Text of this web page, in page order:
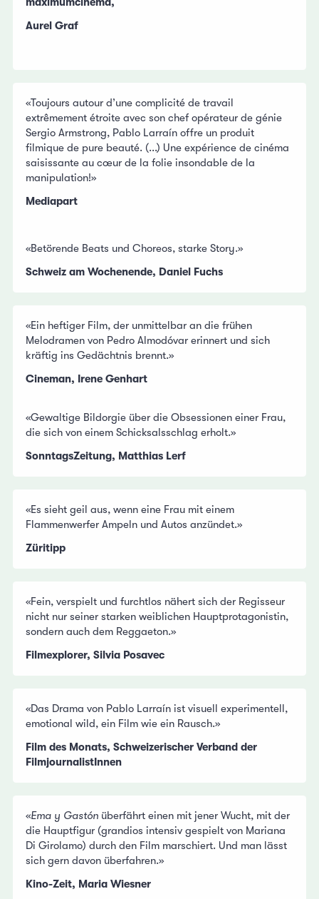
Aurel Graf
«Toujours autour d’une complicité de travail
extrêmement étroite avec son chef opérateur de génie
Sergio Armstrong, Pablo Larraín offre un produit
filmique de pure beauté. (...) Une expérience de cinéma
saisissante au cœur de la folie insondable de la
manipulation!»
Mediapart
«Betörende Beats und Choreos, starke Story.»
Schweiz am Wochenende, Daniel Fuchs
«Ein heftiger Film, der unmittelbar an die frühen
Melodramen von Pedro Almodóvar erinnert und sich
kräftig ins Gedächtnis brennt.»
Cineman, Irene Genhart
«Gewaltige Bildorgie über die Obsessionen einer Frau,
die sich von einem Schicksalsschlag erholt.»
SonntagsZeitung, Matthias Lerf
«Es sieht geil aus, wenn eine Frau mit einem
Flammenwerfer Ampeln und Autos anzündet.»
Züritipp
«Fein, verspielt und furchtlos nähert sich der Regisseur
nicht nur seiner starken weiblichen Hauptprotagonistin,
sondern auch dem Reggaeton.»
Filmexplorer, Silvia Posavec
«Das Drama von Pablo Larraín ist visuell experimentell,
emotional wild, ein Film wie ein Rausch.»
Film des Monats, Schweizerischer Verband der
FilmjournalistInnen
«Ema y Gastón überfährt einen mit jener Wucht, mit der
die Hauptfigur (grandios intensiv gespielt von Mariana
Di Girolamo) durch den Film marschiert. Und man lässt
sich gern davon überfahren.»
Kino-Zeit, Maria Wiesner